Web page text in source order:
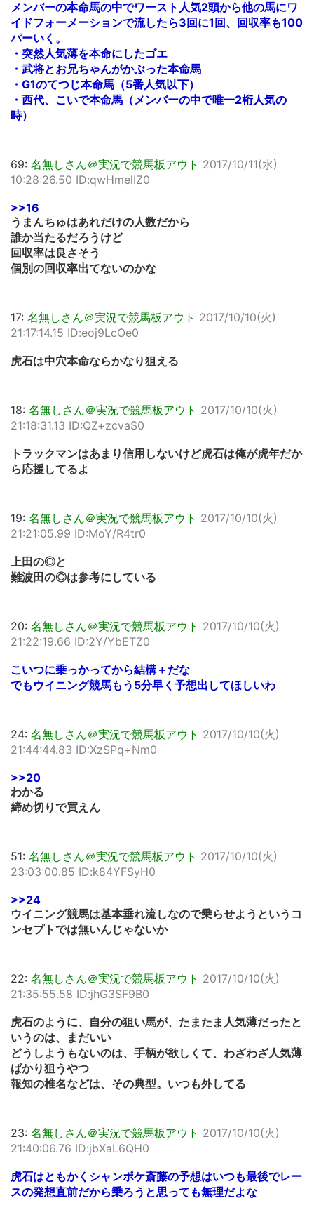
メンバーの本命馬の中でワースト人気2頭から他の馬にワ
イドフォーメーションで流したら3回に1回、回収率も100
パーいく。
・突然人気薄を本命にしたゴエ
・武将とお兄ちゃんがかぶった本命馬
・G1のてつじ本命馬（5番人気以下）
・西代、こいで本命馬（メンバーの中で唯一2桁人気の
時）
69: 名無しさん＠実況で競馬板アウト 2017/10/11(水)
10:28:26.50 ID:qwHmelIZ0
>>16
うまんちゅはあれだけの人数だから
誰か当たるだろうけど
回収率は良さそう
個別の回収率出てないのかな
17: 名無しさん＠実況で競馬板アウト 2017/10/10(火)
21:17:14.15 ID:eoj9LcOe0
虎石は中穴本命ならかなり狙える
18: 名無しさん＠実況で競馬板アウト 2017/10/10(火)
21:18:31.13 ID:QZ+zcvaS0
トラックマンはあまり信用しないけど虎石は俺が虎年だか
ら応援してるよ
19: 名無しさん＠実況で競馬板アウト 2017/10/10(火)
21:21:05.99 ID:MoY/R4tr0
上田の◎と
難波田の◎は参考にしている
20: 名無しさん＠実況で競馬板アウト 2017/10/10(火)
21:22:19.66 ID:2Y/YbETZ0
こいつに乗っかってから結構＋だな
でもウイニング競馬もう5分早く予想出してほしいわ
24: 名無しさん＠実況で競馬板アウト 2017/10/10(火)
21:44:44.83 ID:XzSPq+Nm0
>>20
わかる
締め切りで買えん
51: 名無しさん＠実況で競馬板アウト 2017/10/10(火)
23:03:00.85 ID:k84YFSyH0
>>24
ウイニング競馬は基本垂れ流しなので乗らせようというコ
ンセプトでは無いんじゃないか
22: 名無しさん＠実況で競馬板アウト 2017/10/10(火)
21:35:55.58 ID:jhG3SF9B0
虎石のように、自分の狙い馬が、たまたま人気薄だったと
いうのは、まだいい
どうしようもないのは、手柄が欲しくて、わざわざ人気薄
ばかり狙うやつ
報知の椎名などは、その典型。いつも外してる
23: 名無しさん＠実況で競馬板アウト 2017/10/10(火)
21:40:06.76 ID:jbXaL6QH0
虎石はともかくシャンポケ斎藤の予想はいつも最後でレー
スの発想直前だから乗ろうと思っても無理だよな